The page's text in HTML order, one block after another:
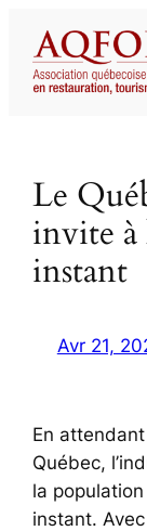
contenu
Le
invite à
instant
Avr 21,
En
Québec,
la
instant.